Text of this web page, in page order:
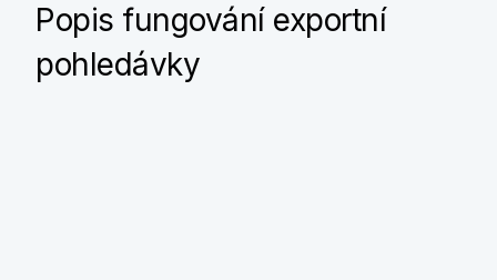
Popis fungování exportní
pohledávky